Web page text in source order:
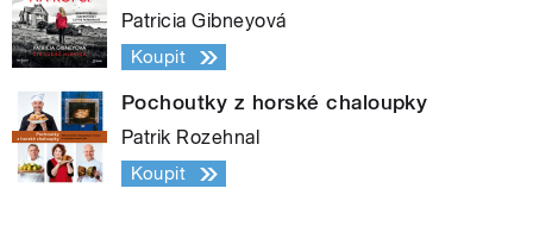
Patricia Gibneyová
Koupit
Pochoutky z horské chaloupky
Patrik Rozehnal
Koupit